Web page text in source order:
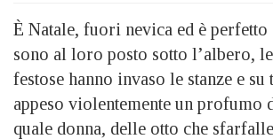
È Natale, fuori nevica ed è
sono al loro posto sotto l’albero,
festose hanno invaso le stanze e su
appeso violentemente un profumo
quale donna, delle otto che